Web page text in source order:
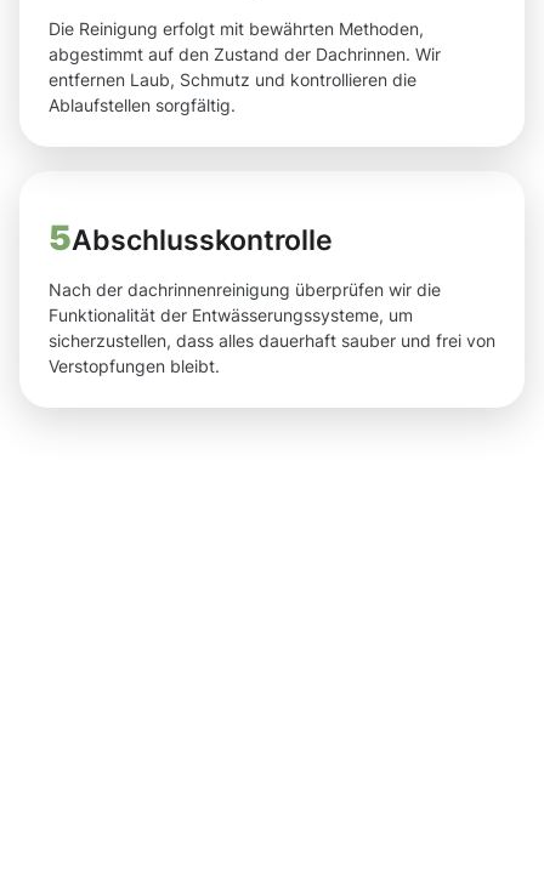
Die Reinigung erfolgt mit bewährten Methoden,
abgestimmt auf den Zustand der Dachrinnen. Wir
entfernen Laub, Schmutz und kontrollieren die
Ablaufstellen sorgfältig.
5Abschlusskontrolle
Nach der dachrinnenreinigung überprüfen wir die
Funktionalität der Entwässerungssysteme, um
sicherzustellen, dass alles dauerhaft sauber und frei von
Verstopfungen bleibt.